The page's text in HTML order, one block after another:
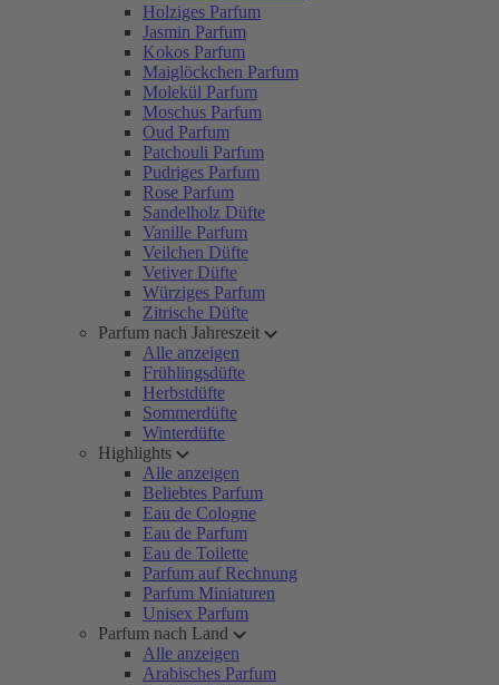
Holziges Parfum
Jasmin Parfum
Kokos Parfum
Maiglöckchen Parfum
Molekül Parfum
Moschus Parfum
Oud Parfum
Patchouli Parfum
Pudriges Parfum
Rose Parfum
Sandelholz Düfte
Vanille Parfum
Veilchen Düfte
Vetiver Düfte
Würziges Parfum
Zitrische Düfte
Parfum nach Jahreszeit
Alle anzeigen
Frühlingsdüfte
Herbstdüfte
Sommerdüfte
Winterdüfte
Highlights
Alle anzeigen
Beliebtes Parfum
Eau de Cologne
Eau de Parfum
Eau de Toilette
Parfum auf Rechnung
Parfum Miniaturen
Unisex Parfum
Parfum nach Land
Alle anzeigen
Arabisches Parfum